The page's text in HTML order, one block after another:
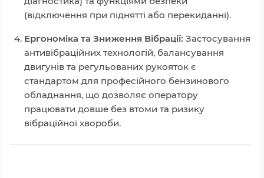
(відключення при піднятті або перекиданні).
Ергономіка та Зниження Вібрації: Застосування
антивібраційних технологій, балансування
двигунів та регульованих рукояток є
стандартом для професійного бензинового
обладнання, що дозволяє оператору
працювати довше без втоми та ризику
вібраційної хвороби.